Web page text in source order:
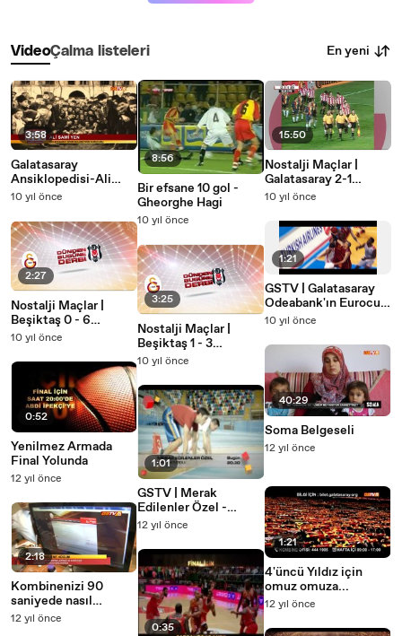
VideoÇalma listeleri En yeni
3:58
Galatasaray
Ansiklopedisi-Ali
Sami Yen
10 yıl önce
2:27
Nostalji Maçlar |
Beşiktaş 0 - 6
Galatasaray 18-07-
10 yıl önce
0:52
Yenilmez Armada
Final Yolunda
12 yıl önce
2:18
Kombinenizi 90
saniyede nasıl
yenilersiniz?
12 yıl önce
8:56
Bir efsane 10 gol -
Gheorghe Hagi
10 yıl önce
3:25
Nostalji Maçlar |
Beşiktaş 1 - 3
Galatasaray 05-12-
10 yıl önce
1:01
GSTV | Merak
Edilenler Özel -
Tanıtım
12 yıl önce
0:35
15:50
Nostalji Maçlar |
Galatasaray 2-1
Athletic Bilbao 30-
10 yıl önce
1:21
GSTV | Galatasaray
Odeabank'ın Eurocup
Zaferi Klibi
10 yıl önce
40:29
Soma Belgeseli
12 yıl önce
1:21
4'üncü Yıldız için
omuz omuza...
12 yıl önce